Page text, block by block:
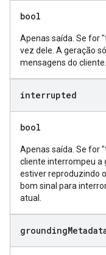
bool
Apenas saída. Se for
vez dele. A geração
mensagens do cliente.
interrupted
bool
Apenas saída. Se for
cliente interrompeu a
estiver reproduzindo
bom sinal para
atual.
grounding